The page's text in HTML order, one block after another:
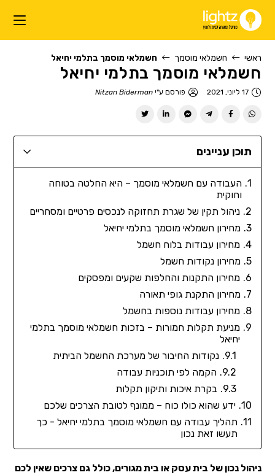
ראשי חשמלאי מוסמך חשמלאי מוסמך בתלמי יחיאל
חשמלאי מוסמך בתלמי יחיאל
17 ליוני, 2021 פורסם ע"יNitzan Biderman
תוכן עניינים
העבודה עם חשמלאי מוסמך – היא החלטה בטוחה
וחוקית
ניהול תקין של שגרת תחזוקה לנכסים פרטיים ומסחריים
מחירון חשמלאי מוסמך בתלמי יחיאל
מחירון עבודות בלוח חשמל
מחירון נקודות חשמל
מחירון התקנות והחלפות שקעים ומפסקים
מחירון התקנת גופי תאורה
מחירון עבודות נוספות בחשמל
מניעת תקלות חמורות – בזכות חשמלאי מוסמך בתלמי
יחיאל
נקודות החיבור של מערכת החשמל הביתית
הקמה לפי תוכניות עבודה
בקרת איכות ותיקון תקלות
ידע שהוא כולו כוח – ממונף לטובת הצרכים שלכם
תהליך עבודה עם חשמלאי מוסמך בתלמי יחיאל - כך
תעשו זאת נכון
ניהול נכון של בית עסק או בית מגורים, כולל גם צרכים שאין לכם